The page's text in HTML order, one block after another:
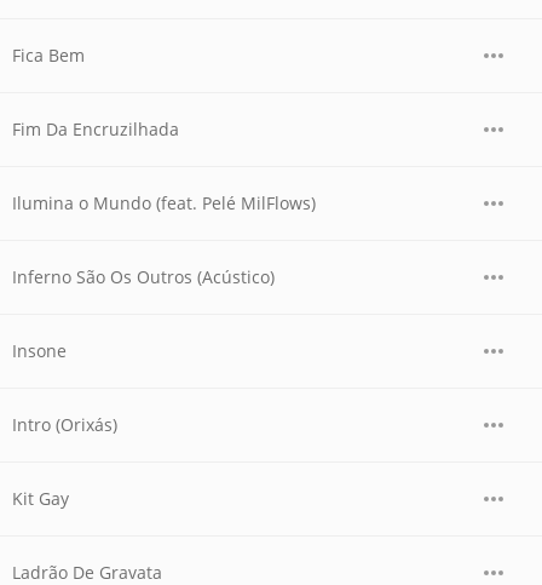
Fica Bem
Fim Da Encruzilhada
Ilumina o Mundo (feat. Pelé MilFlows)
Inferno São Os Outros (Acústico)
Insone
Intro (Orixás)
Kit Gay
Ladrão De Gravata